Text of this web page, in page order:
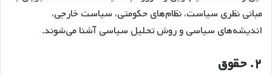
مبانی نظری سیاست، نظام‌های حکومتی، سیاست خارجی،
اندیشه‌های سیاسی و روش تحلیل سیاسی آشنا می‌شوند.
۲. حقوق